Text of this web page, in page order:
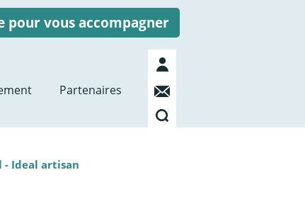
pour vous accompagner
Partenaires
Mon
compte
Contact
Recherche
- Ideal artisan